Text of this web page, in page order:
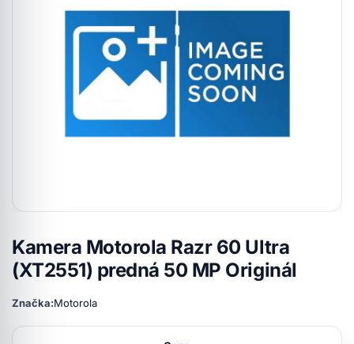
Kamera Motorola Razr 60 Ultra
(XT2551) predná 50 MP Originál
Značka:Motorola